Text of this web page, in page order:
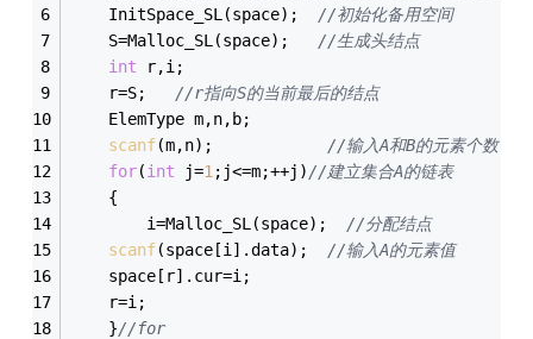
	InitSpace_SL(space);
//初始化备用空间
	S=Malloc_SL(space);
//生成头结点
int r,i;
	r=S;
//r指向S的当前最后的结点
	ElemType m,n,b;
scanf(m,n); //输入A和B的元素个数
for(int j=1 ;j<=m;++j)//建立集合A的链表
	{
		i=Malloc_SL(space);
//分配结点
scanf(space[i].data); //输入A的元素值
	space[r].cur=i;
	r=i;
	}
//for